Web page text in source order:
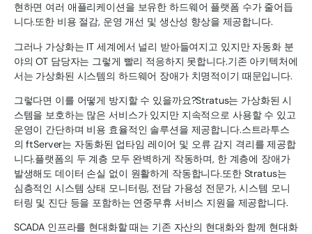
현하면 여러 애플리케이션을 보유한 하드웨어 플랫폼 수가 줄어듭
니다.또한 비용 절감, 운영 개선 및 생산성 향상을 제공합니다.
그러나 가상화는 IT 세계에서 널리 받아들여지고 있지만 자동화 분
야의 OT 담당자는 그렇게 빨리 적응하지 못합니다.기존 아키텍처에
서는 가상화된 시스템의 하드웨어 장애가 치명적이기 때문입니다.
그렇다면 이를 어떻게 방지할 수 있을까요?Stratus는 가상화된 시
스템을 보호하는 많은 서비스가 있지만 지속적으로 사용할 수 있고
운영이 간단하며 비용 효율적인 솔루션을 제공합니다.스트라투스
의 ftServer는 자동화된 업타임 레이어 및 오류 감지 격리를 제공합
니다.플랫폼의 두 계층 모두 완벽하게 작동하며, 한 계층에 장애가
발생해도 데이터 손실 없이 원활하게 작동합니다.또한 Stratus는
심층적인 시스템 상태 모니터링, 전담 가용성 전문가, 시스템 모니
터링 및 진단 등을 포함하는 연중무휴 서비스 지원을 제공합니다.
SCADA 인프라를 현대화할 때는 기존 자산의 현대화와 함께 현대화